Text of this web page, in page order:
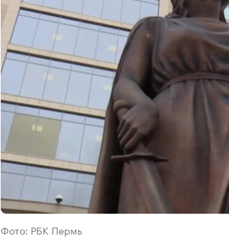
Фото: РБК Пермь